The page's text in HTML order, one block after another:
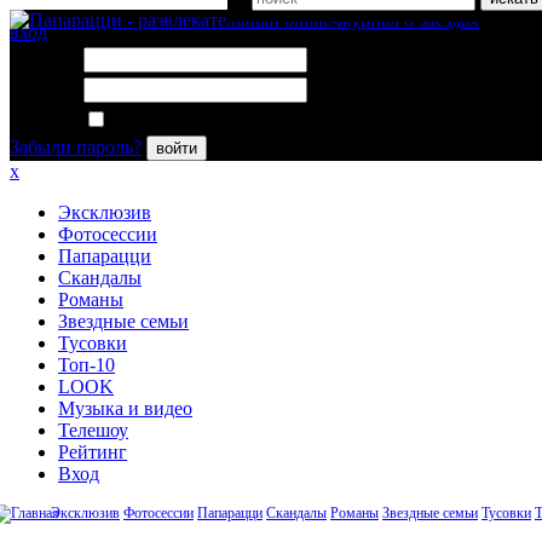
вход
Забыли пароль?
войти
x
Эксклюзив
Фотосессии
Папарацци
Скандалы
Романы
Звездные семьи
Тусовки
Топ-10
LOOK
Музыка и видео
Телешоу
Рейтинг
Вход
Эксклюзив Фотосессии Папарацци Скандалы Романы Звездные семьи Тусовки